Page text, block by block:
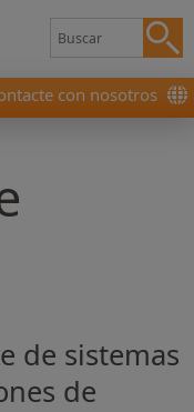
con nosotros
de sistemas
de